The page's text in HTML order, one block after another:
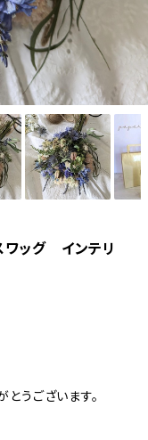
ワッグ インテリ
うございます。